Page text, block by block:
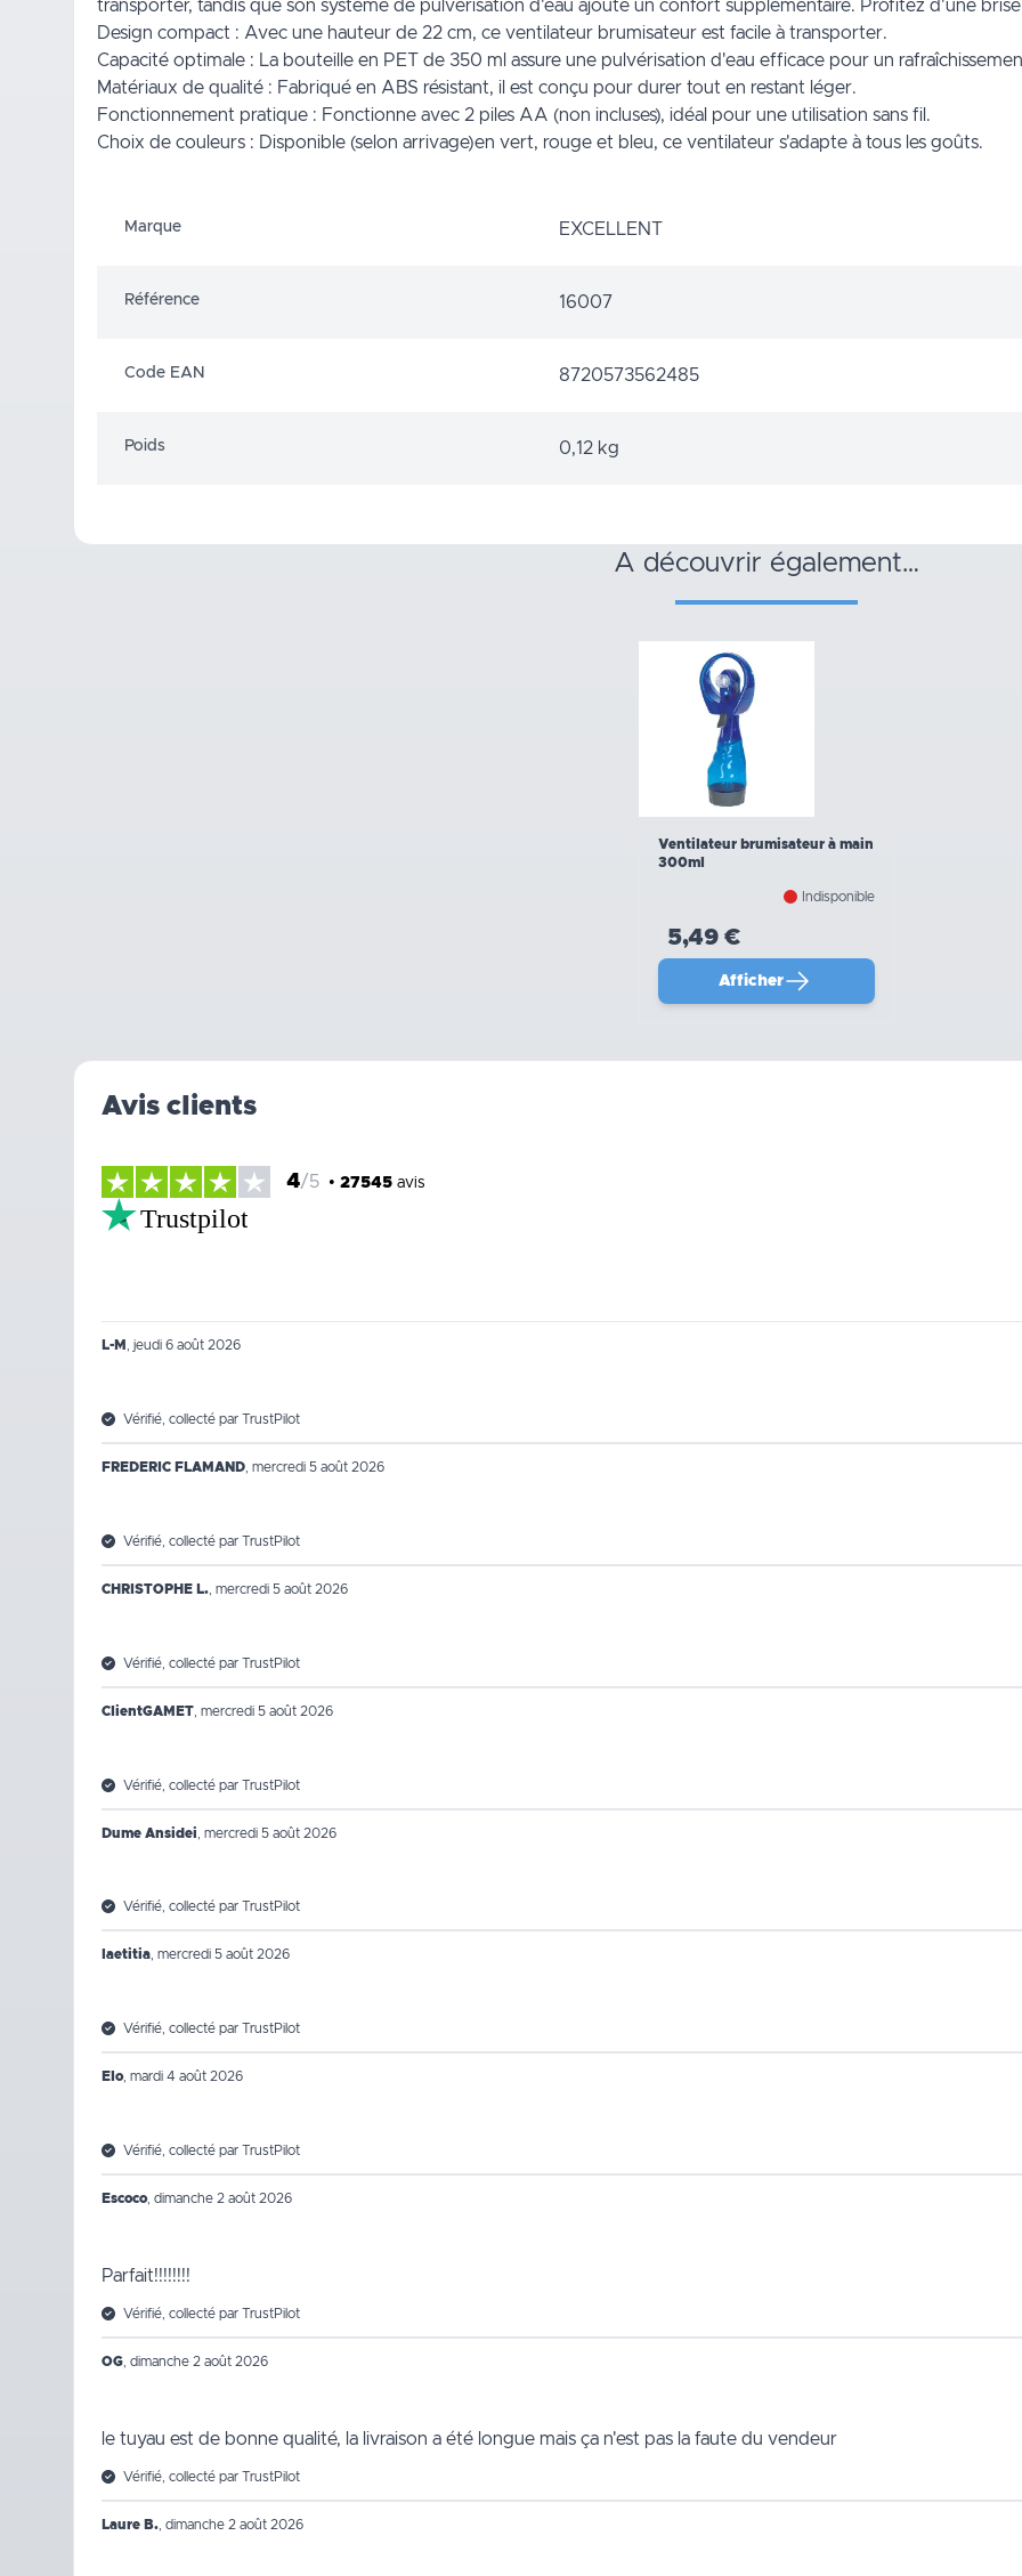
transporter, tandis que son système de pulvérisation d'eau ajoute un confort supplémentaire. Profitez d'une
Design compact : Avec une hauteur de 22 cm, ce ventilateur brumisateur est facile à transporter.
Capacité optimale : La bouteille en PET de 350 ml assure une pulvérisation d'eau efficace pour un
Matériaux de qualité : Fabriqué en ABS résistant, il est conçu pour durer tout en restant léger.
Fonctionnement pratique : Fonctionne avec 2 piles AA (non incluses), idéal pour une utilisation sans fil.
Choix de couleurs : Disponible (selon arrivage)en vert, rouge et bleu, ce ventilateur s'adapte à tous les goûts.
Marque EXCELLENT
Référence 16007
Code EAN 8720573562485
Poids 0,12 kg
a découvrir également…
Ventilateur brumisateur à main
300ml
Indisponible
5,49 €
Afficher
Avis clients
4/5 • 27545 avis
Trustpilot
L-M jeudi 6 août 2026
Vérifié, collecté par TrustPilot
FREDERIC FLAMAND mercredi 5 août 2026
Vérifié, collecté par TrustPilot
CHRISTOPHE L. mercredi 5 août 2026
Vérifié, collecté par TrustPilot
ClientGAMET mercredi 5 août 2026
Vérifié, collecté par TrustPilot
Dume Ansidei mercredi 5 août 2026
Vérifié, collecté par TrustPilot
laetitia mercredi 5 août 2026
Vérifié, collecté par TrustPilot
Elo, mardi 4 août 2026
Vérifié, collecté par TrustPilot
Escoco, dimanche 2 août 2026
Parfait!!!!!!!!
Vérifié, collecté par TrustPilot
OG dimanche 2 août 2026
le tuyau est de bonne qualité, la livraison a été longue mais ça n'est pas la faute du vendeur
Vérifié, collecté par TrustPilot
Laure B. dimanche 2 août 2026